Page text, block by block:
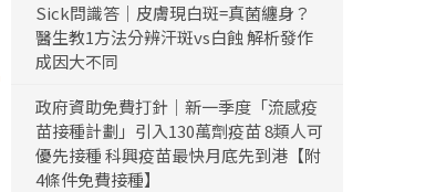
Sick問識答｜皮膚現白斑=真菌纏身？
醫生教1方法分辨汗斑vs白蝕 解析發作
成因大不同
政府資助免費打針｜新一季度「流感疫
苗接種計劃」引入130萬劑疫苗 8類人可
優先接種 科興疫苗最快月底先到港【附
4條件免費接種】